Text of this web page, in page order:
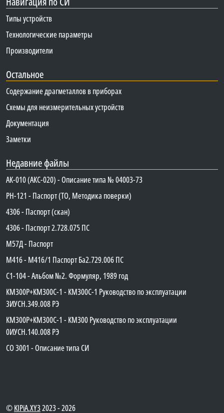
Типы устройств
Технологические параметры
Производители
Остальное
Содержание драгметаллов в приборах
Схемы для неизмерительных устройств
Документация
Заметки
Недавние файлы
АК-010 (АКС-020) - Описание типа № 04003-73
PH-121 - Паспорт (ТО, Методика поверки)
4306 - Паспорт (скан)
4306 - Паспорт 2.728.075 ПС
М57Д - Паспорт
М416 - М416/1 Паспорт Ба2.729.006 ПС
C1-104 - Альбом №2. Формуляр, 1989 год
КМ300Р+КМ300С-1 - КМ300C-1 Руководство по эксплуатации
3ИУСН.349.008 РЭ
КМ300Р+КМ300С-1 - КМ300 Руководство по эксплуатации
0ИУСН.140.008 РЭ
СО 3001 - Описание типа СИ
©KIPiA.XY32023 - 2026